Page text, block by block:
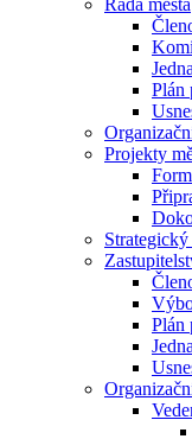
Rada města
Plán
Projekty
Strategický
Plán